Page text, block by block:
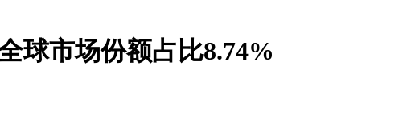
球市场份额占比8.74%